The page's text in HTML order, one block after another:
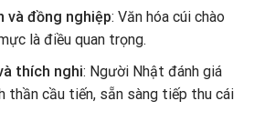
và đồng nghiệp: Văn hóa cúi chào
là điều quan trọng.
thích nghi: Người Nhật đánh giá
thần cầu tiến, sẵn sàng tiếp thu cái